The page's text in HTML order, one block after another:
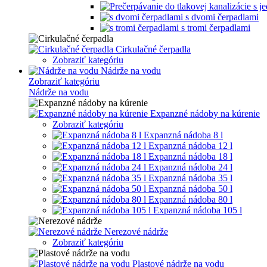
s dvomi čerpadlami
s tromi čerpadlami
Cirkulačné čerpadla
Zobraziť kategóriu
Nádrže na vodu
Zobraziť kategóriu
Nádrže na vodu
Expanzné nádoby na kúrenie
Zobraziť kategóriu
Expanzná nádoba 8 l
Expanzná nádoba 12 l
Expanzná nádoba 18 l
Expanzná nádoba 24 l
Expanzná nádoba 35 l
Expanzná nádoba 50 l
Expanzná nádoba 80 l
Expanzná nádoba 105 l
Nerezové nádrže
Zobraziť kategóriu
Plastové nádrže na vodu